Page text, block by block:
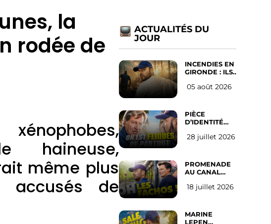
la
rodée de
haineuse,
même plus
de
ACTUALITÉS DU
JOUR
INCENDIES EN
GIRONDE : ILS
D’ABANDONNER
05 août 2026
PIÈCE
D’IDENTITÉ
SUR LES
l’avis des
Français
28 juillet 2026
PROMENADE
AU CANAL
(les gauchistes
18 juillet 2026
MARINE
LEPEN